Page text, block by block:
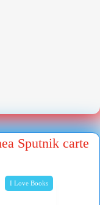
I Love Books
Sputnik carte